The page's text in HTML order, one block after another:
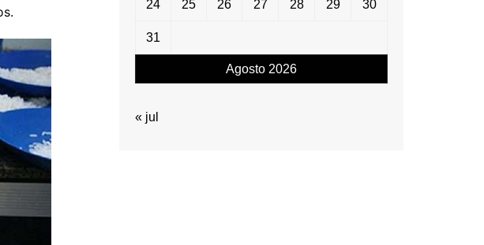
Agosto 2026
24 25 26 27 28 29 30
31
« jul